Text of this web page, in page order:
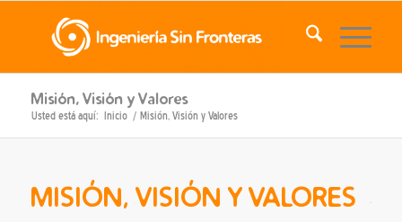
Misión, Visión y Valores
Usted está aquí: Inicio / Misión, Visión y Valores
MISIÓN, VISIÓN Y VALORES